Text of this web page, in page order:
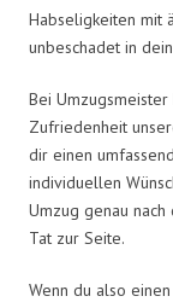
Habseligkeiten mit
unbeschadet in
Bei
Zufriedenheit
dir einen
individuellen
Umzug genau
Tat zur Seite.
Wenn du also